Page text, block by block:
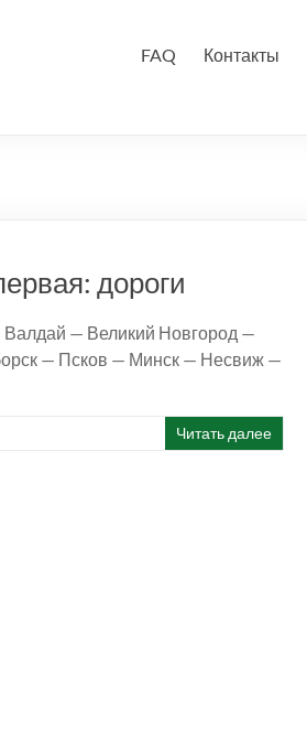
FAQ Контакты
дороги
Валдай — Великий Новгород —
— Псков — Минск — Несвиж —
Читать далее